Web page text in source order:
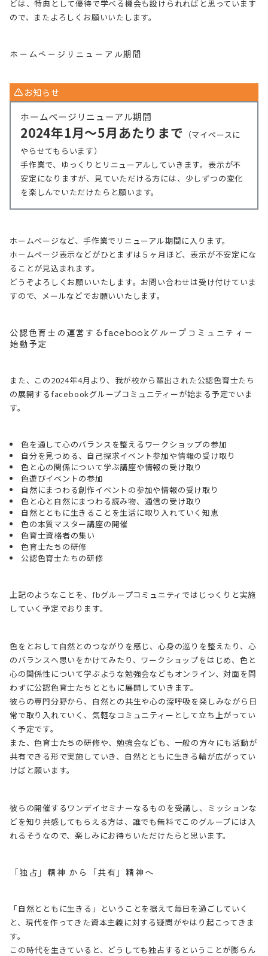
どは、特典として優待で学べる機会も設けられればと思っています
ので、またよろしくお願いいたします。
ホームページリニューアル期間
お知らせ
ホームページリニューアル期間
2024年1月〜5月あたりまで （マイペースに
やらせてもらいます）
手作業で、ゆっくりとリニューアルしていきます。表示が不
安定になりますが、見ていただける方には、少しずつの変化
を楽しんでいただけたらと願います。
ホームページなど、手作業でリニューアル期間に入ります。
ホームページ表示などがひとまずは５ヶ月ほど、表示が不安定にな
ることが見込まれます。
どうぞよろしくお願いいたします。お問い合わせは受け付けていま
すので、メールなどでお願いいたします。
公認色育士の運営するfacebookグループコミュニティー
始動予定
また、この2024年4月より、我が校から輩出された公認色育士たち
の展開するfacebookグループコミュニティーが始まる予定でいま
す。
色を通して心のバランスを整えるワークショップの参加
自分を見つめる、自己探求イベント参加や情報の受け取り
色と心の関係について学ぶ講座や情報の受け取り
色遊びイベントの参加
自然にまつわる創作イベントの参加や情報の受け取り
色と心と自然にまつわる読み物、通信の受け取り
自然とともに生きることを生活に取り入れていく知恵
色の本質マスター講座の開催
色育士資格者の集い
色育士たちの研修
公認色育士たちの研修
上記のようなことを、fbグループコミュニティではじっくりと実施
していく予定でおります。
色をとおして自然とのつながりを感じ、心身の巡りを整えたり、心
のバランスへ思いをかけてみたり、ワークショップをはじめ、色と
心の関係性について学ぶような勉強会などもオンライン、対面を問
わずに公認色育士たちとともに展開していきます。
彼らの専門分野から、自然との共生や心の深呼吸を楽しみながら日
常で取り入れていく、気軽なコミュニティーとして立ち上がってい
く予定です。
また、色育士たちの研修や、勉強会なども、一般の方々にも活動が
共有できる形で実施していき、自然とともに生きる輪が広がってい
けばと願います。
彼らの開催するワンデイセミナーなるものを受講し、ミッションな
どを知り共感してもらえる方は、誰でも無料でこのグループには入
れるそうなので、楽しみにお待ちいただけたらと思います。
「独占」精神 から「共有」精神へ
「自然とともに生きる」ということを据えて毎日を過ごしていく
と、現代を作ってきた資本主義に対する疑問がやはり起こってきま
す。
この時代を生きていると、どうしても独占するということが膨らん